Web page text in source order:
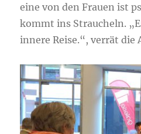
eine von den Frauen ist
kommt ins Straucheln.
innere Reise.“, verrät die